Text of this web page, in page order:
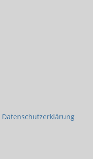
Datenschutzerklärung